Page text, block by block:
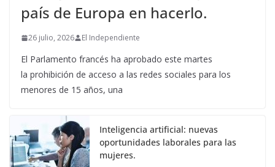
país de Europa en hacerlo.
26 julio, 2026 El Independiente
El Parlamento francés ha aprobado este martes
la prohibición de acceso a las redes sociales para los
menores de 15 años, una
Inteligencia artificial: nuevas
oportunidades laborales para las
mujeres.